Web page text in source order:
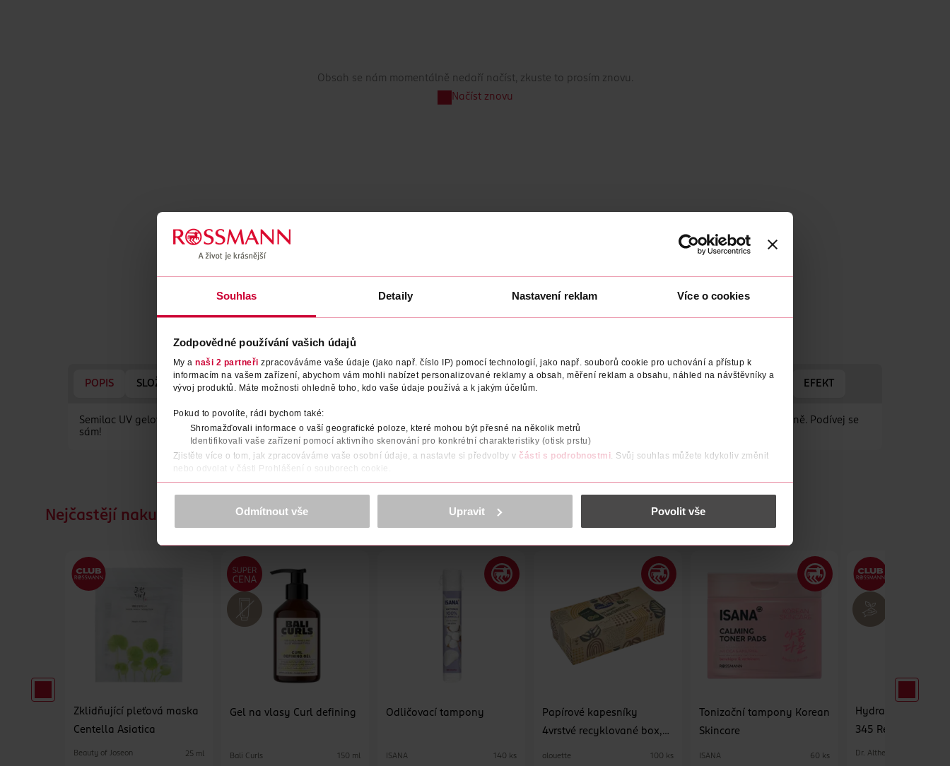
Souhlas Detaily Nastavení reklam Více o cookies
Zodpovědné používání vašich údajů
My a naši 2 partneři zpracováváme vaše údaje (jako např. číslo IP) pomocí technologií, jako např. souborů cookie pro uchování a přístup k
informacím na vašem zařízení, abychom vám mohli nabízet personalizované reklamy a obsah, měření reklam a obsahu, náhled na návštěvníky a
vývoj produktů. Máte možnosti ohledně toho, kdo vaše údaje používá a k jakým účelům.
Pokud to povolíte, rádi bychom také:
Shromažďovali informace o vaší geografické poloze, které mohou být přesné na několik metrů
Identifikovali vaše zařízení pomocí aktivního skenování pro konkrétní charakteristiky (otisk prstu)
Zjistěte více o tom, jak zpracováváme vaše osobní údaje, a nastavte si předvolby v části s podrobnostmi. Svůj souhlas můžete kdykoliv změnit
nebo odvolat v části Prohlášení o souborech cookie.
K provozu stránek, personalizaci obsahu a reklam, funkcí sociálních médií, analýze návštěvnosti, které mohou nést osobní údaje.
prohlášení o ochraně osobních údajů.
Děkujeme za pochopení. >více o cookies<
Odmítnout vše Upravit Povolit vše
Obsah se nám momentálně nedaří načíst, zkuste to prosím znovu.
Načíst znovu
POPIS SLOŽENÍ POČET NÁZEV VÝROBCE/DODAVATELE ADRESA VÝROBCE/DODAVATELE EFEKT
Semilac UV gelový lak na nehty Dirty Rose Nude. Světlý odstín špinavé růžové, který přitahuje pozornost a zároveň působí velmi přirozeně a elegantně. Podívej se
sám!
Nejčastějí nakupované společně
Zklidňující pleťová maska
Centella Asiatica
Beauty of Joseon 25 ml
Gel na vlasy Curl defining
Bali Curls 150 ml
Odličovací tampony
ISANA 140 ks
Papírové kapesníky
4vrstvé recyklované box,
alouette 100 ks
Tonizační tampony Korean
Skincare
ISANA 60 ks
Hydratační
345 Relief Cream
Dr. Althea